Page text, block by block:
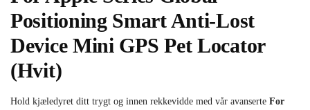
Positioning Smart Anti-Lost
Device Mini GPS Pet Locator
(Hvit)
Hold kjæledyret ditt trygt og innen rekkevidde med vår avanserte For